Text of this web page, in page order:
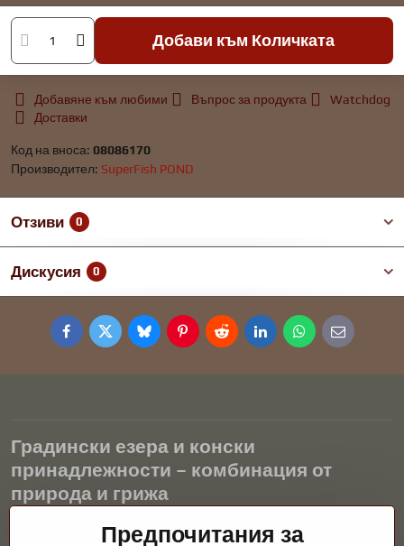
Добави към Количката
Добавяне към любими Въпрос за продукта
Watchdog
Доставки
Код на вноса: 08086170
Производител: SuperFish POND
Отзиви 0
Дискусия 0
FacebookTwitterBlueskyPinterestRedditLinkedInWhatsApp
E-
mail
Градински езера и конски
принадлежности – комбинация от
природа и грижа
Градинските езера са красиво допълнение към всеки екстериор
Предпочитания за